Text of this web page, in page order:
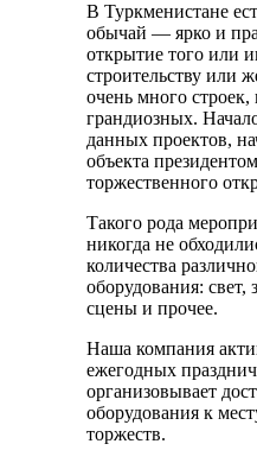
В Туркменистане
обычай — ярко и
открытие того или
строительству или
очень много строек,
грандиозных.
данных проектов,
объекта
торжественного
Такого рода
никогда не
количества
оборудования: свет,
сцены и прочее.
Наша компания
ежегодных
организовывает
оборудования к
торжеств.